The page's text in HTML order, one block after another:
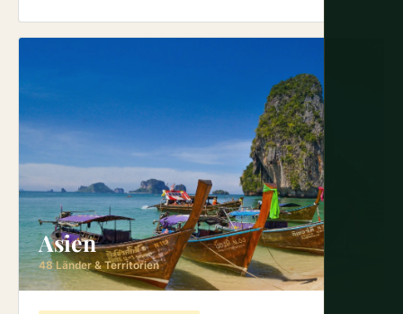
Asien
48 Länder & Territorien